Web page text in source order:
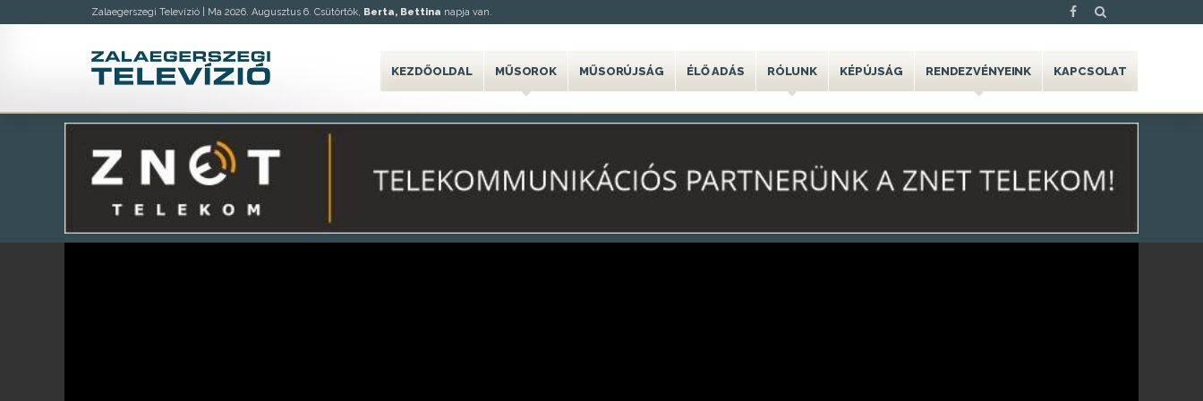
Zalaegerszegi Televízió | Ma 2026. Augusztus 6. Csütörtök, Berta, Bettina napja van.
KEZDŐOLDAL MŰSOROK MŰSORÚJSÁG ÉLŐ ADÁS RÓLUNK KÉPÚJSÁG RENDEZVÉNYEINK KAPCSOLAT